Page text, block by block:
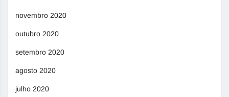
novembro 2020
outubro 2020
setembro 2020
agosto 2020
julho 2020